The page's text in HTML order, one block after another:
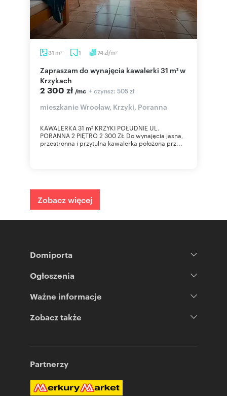
31 m2 1 74zł/m2
Zapraszam do wynajęcia kawalerki 31 m² w
Krzykach
2 300 zł /mc + czynsz: 505 zł
mieszkanie Wrocław, Krzyki, Poranna
KAWALERKA 31 m² KRZYKI POŁUDNIE UL.
PORANNA 2 PIĘTRO 2 300 ZŁ Do wynajęcia jasna,
przestronna i przytulna kawalerka położona prz...
Zobacz więcej
Domiporta
Ogłoszenia
Ważne informacje
Zobacz także
Partnerzy